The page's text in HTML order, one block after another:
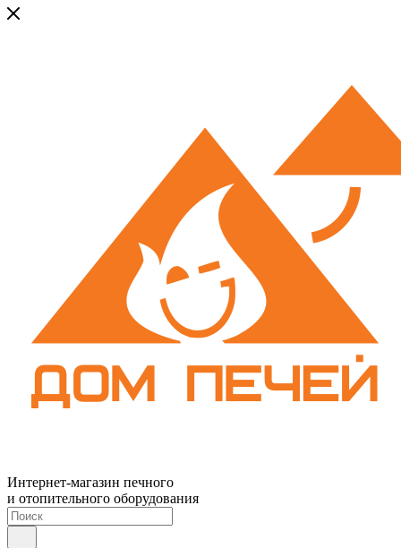
Интернет-магазин печного
и отопительного оборудования